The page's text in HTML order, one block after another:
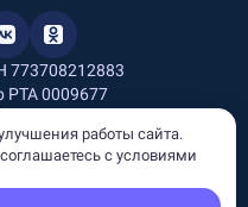
773708212883
РТА 0009677
носит информационный
и публичной офертой.
работы сайта.
с условиями